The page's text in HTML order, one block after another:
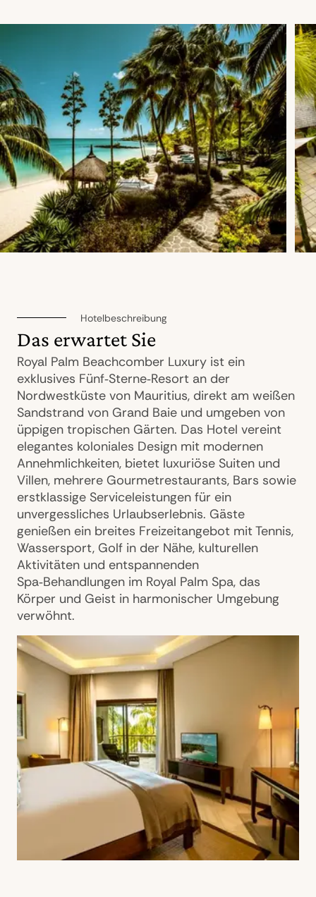
Hotelbeschreibung
Das erwartet Sie
Royal Palm Beachcomber Luxury ist ein
exklusives Fünf‑Sterne‑Resort an der
Nordwestküste von Mauritius, direkt am weißen
Sandstrand von Grand Baie und umgeben von
üppigen tropischen Gärten. Das Hotel vereint
elegantes koloniales Design mit modernen
Annehmlichkeiten, bietet luxuriöse Suiten und
Villen, mehrere Gourmetrestaurants, Bars sowie
erstklassige Serviceleistungen für ein
unvergessliches Urlaubserlebnis. Gäste
genießen ein breites Freizeitangebot mit Tennis,
Wassersport, Golf in der Nähe, kulturellen
Aktivitäten und entspannenden
Spa‑Behandlungen im Royal Palm Spa, das
Körper und Geist in harmonischer Umgebung
verwöhnt.